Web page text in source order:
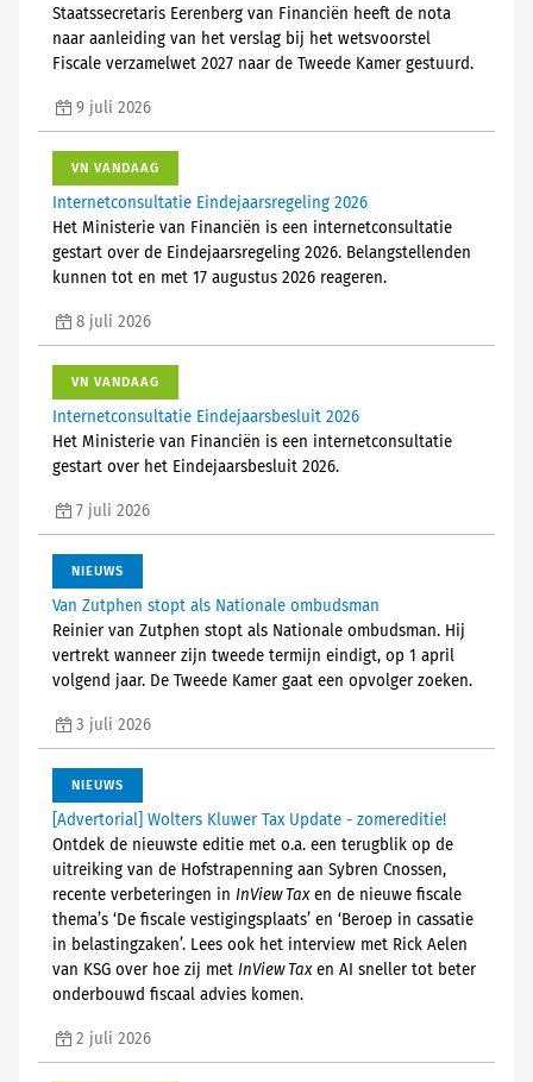
Staatssecretaris Eerenberg van Financiën heeft de nota
naar aanleiding van het verslag bij het wetsvoorstel
Fiscale verzamelwet 2027 naar de Tweede Kamer gestuurd.
9 juli 2026
VN VANDAAG
Internetconsultatie Eindejaarsregeling 2026
Het Ministerie van Financiën is een internetconsultatie
gestart over de Eindejaarsregeling 2026. Belangstellenden
kunnen tot en met 17 augustus 2026 reageren.
8 juli 2026
VN VANDAAG
Internetconsultatie Eindejaarsbesluit 2026
Het Ministerie van Financiën is een internetconsultatie
gestart over het Eindejaarsbesluit 2026.
7 juli 2026
NIEUWS
Van Zutphen stopt als Nationale ombudsman
Reinier van Zutphen stopt als Nationale ombudsman. Hij
vertrekt wanneer zijn tweede termijn eindigt, op 1 april
volgend jaar. De Tweede Kamer gaat een opvolger zoeken.
3 juli 2026
NIEUWS
[Advertorial] Wolters Kluwer Tax Update - zomereditie!
Ontdek de nieuwste editie met o.a. een terugblik op de
uitreiking van de Hofstrapenning aan Sybren Cnossen,
recente verbeteringen in InView Taxen de nieuwe fiscale
thema’s ‘De fiscale vestigingsplaats’ en ‘Beroep in cassatie
in belastingzaken’. Lees ook het interview met Rick Aelen
van KSG over hoe zij met InView Taxen AI sneller tot beter
onderbouwd fiscaal advies komen.
2 juli 2026